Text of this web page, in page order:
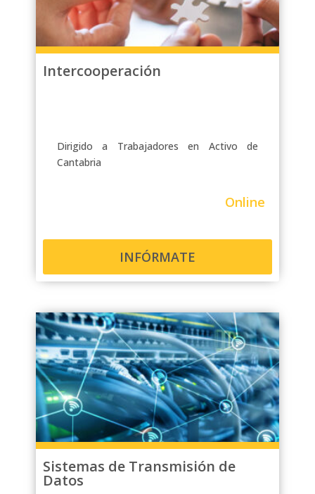
Intercooperación
Dirigido a Trabajadores en Activo de
Cantabria
Online
INFÓRMATE
Sistemas de Transmisión de
Datos